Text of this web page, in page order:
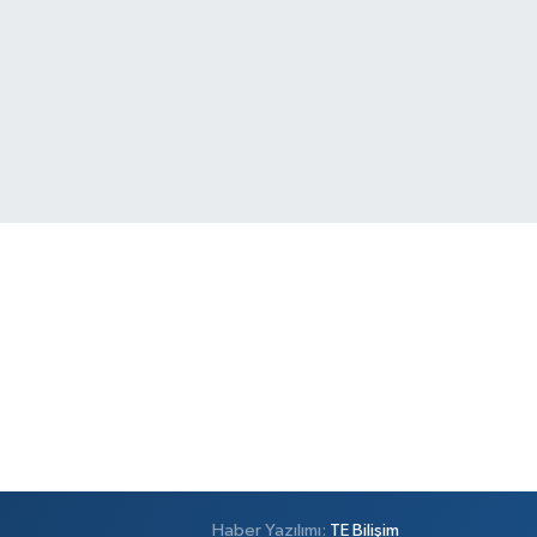
Haber Yazılımı: TE Bilişim